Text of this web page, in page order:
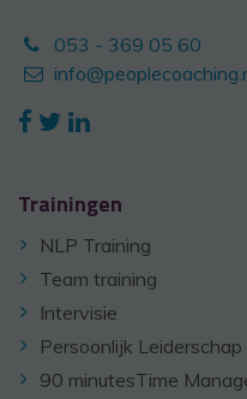
053 - 369 05 60
Trainingen
NLP Training
Team training
Intervisie
Persoonlijk Leiderschap
90 minutesTime